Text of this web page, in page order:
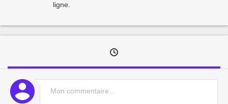
ligne.